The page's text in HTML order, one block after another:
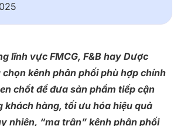
lĩnh vực FMCG, F&B hay Dược
kênh phân phối phù hợp chính
chốt để đưa sản phẩm tiếp cận
khách hàng, tối ưu hóa hiệu quả
nhiên, “ma trận” kênh phân phối